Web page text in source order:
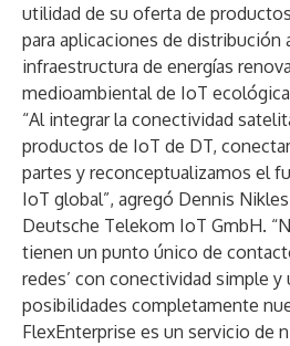
utilidad de su oferta de
para aplicaciones de distribución
infraestructura de energías
medioambiental de IoT
“Al integrar la conectividad
productos de IoT de DT,
partes y reconceptualizamos el
IoT global”, agregó Dennis
Deutsche Telekom IoT GmbH.
tienen un punto único de
redes’ con conectividad simple y
posibilidades completamente
FlexEnterprise es un servicio de